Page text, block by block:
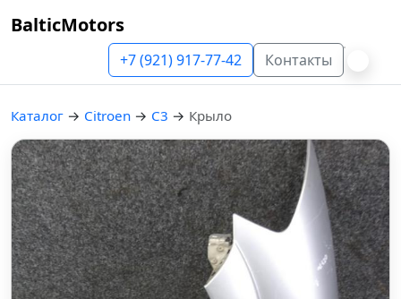
BalticMotors
+7 (921) 917-77-42 Контакты
Каталог → Citroen → C3 → Крыло